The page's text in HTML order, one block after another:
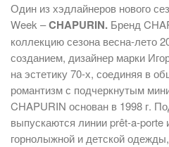
Один из хэдлайнеров нового
Week –CHAPURIN. Бренд
коллекцию сезона весна-лето
созданием, дизайнер марки
на эстетику 70-х, соединяя в
романтизм с подчеркнутым
CHAPURIN основан в 1998 г.
выпускаются линии prêt-a-porte
горнолыжной и детской